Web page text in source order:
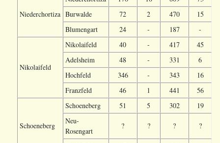
Niederchortiza Burwalde
72 2 470
15
Blumengart
24 - 187 -
Nikolaifeld
Nikolaifeld 40 - 417
45
Adelsheim
48 - 331
6
Hochfeld
346 - 343
16
Franzfeld
46 1 441 56
Schoeneberg
Schoeneberg 51 5 302
19
Neu-
Rosengart
? ? ? ?